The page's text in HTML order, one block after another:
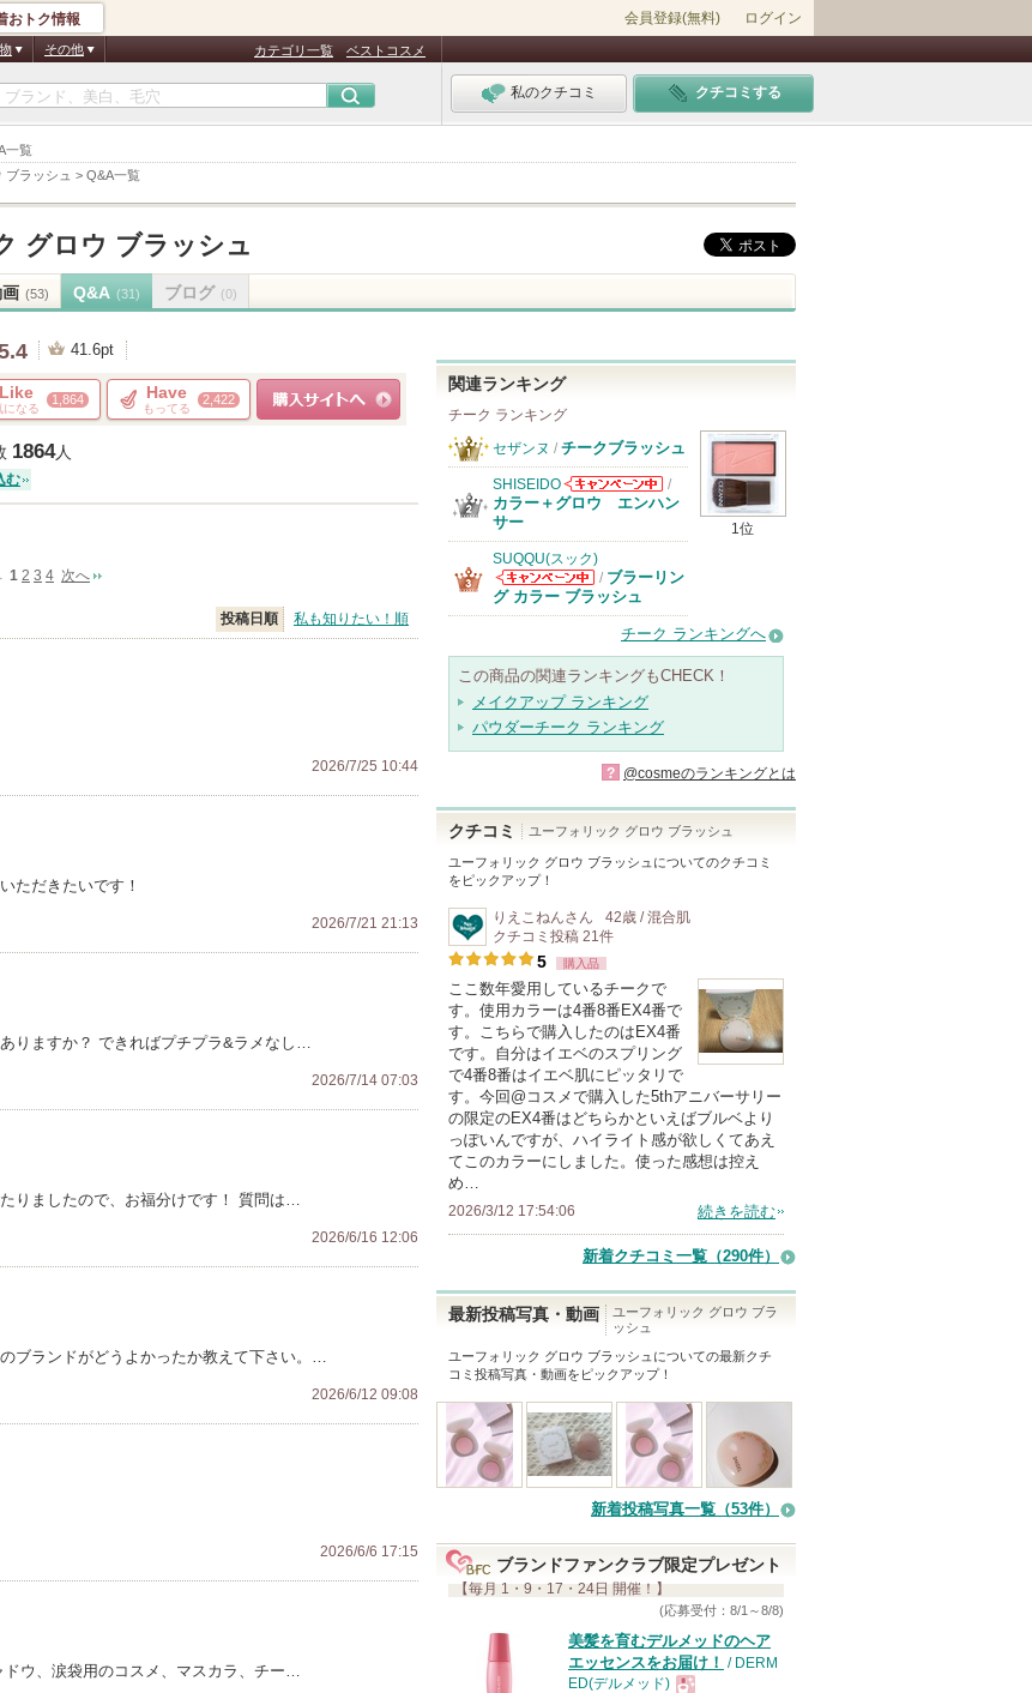
一覧
ブラッシュ > Q&A一覧
おトク情報 会員登録(無料) ログイン
その他 カテゴリ一覧 ベストコスメ
私のクチコミ クチコミする
グロウ ブラッシュ
(53) Q&A (31) ブログ (0)
41.6pt
Like
になる
1,864 Have
もってる
2,422
1864人
む
1 2 3 4 次へ
投稿日順 私も知りたい！順
2026/7/25 10:44
ただきたいです！
2026/7/21 21:13
りますか？ できればプチプラ&ラメなし…
2026/7/14 07:03
りましたので、お福分けです！ 質問は…
2026/6/16 12:06
ブランドがどうよかったか教えて下さい。…
2026/6/12 09:08
2026/6/6 17:15
ウ、涙袋用のコスメ、マスカラ、チー…
関連ランキング
チーク ランキング
1位
セザンヌ / チークブラッシュ
SHISEIDO
SHISEIDOから
/
カラー＋グロウ エンハン
サー
SUQQU(スック)
SUQQU(スッ
ク)からのお知
/ ブラーリン
グ カラー ブラッシュ
チーク ランキングへ
この商品の関連ランキングもCHECK！
メイクアップ ランキング
パウダーチーク ランキング
? @cosmeのランキングとは
クチコミ ユーフォリック グロウ ブラッシュ
ユーフォリック グロウ ブラッシュ についてのクチコミ
をピックアップ！
りえこねんさん
42歳 / 混合肌
クチコミ投稿 21件
5 購入品
ここ数年愛用しているチークで
す。使用カラーは4番8番EX4番で
す。こちらで購入したのはEX4番
です。自分はイエベのスプリング
で4番8番はイエベ肌にピッタリで
す。今回@コスメで購入した5thアニバーサリー
の限定のEX4番はどちらかといえばブルベより
っぽいんですが、ハイライト感が欲しくてあえ
てこのカラーにしました。使った感想は控え
め…
2026/3/12 17:54:06 続きを読む
新着クチコミ一覧 （290件）
最新投稿写真・動画
ユーフォリック グロウ ブラ
ッシュ
ユーフォリック グロウ ブラッシュ についての最新クチ
コミ投稿写真・動画をピックアップ！
新着投稿写真一覧（53件）
ブランドファンクラブ限定プレゼント
【毎月 1・9・17・24日 開催！】
(応募受付：8/1～8/8)
美髪を育むデルメッドのヘア
エッセンスをお届け！ / DERM
ED(デルメッド)